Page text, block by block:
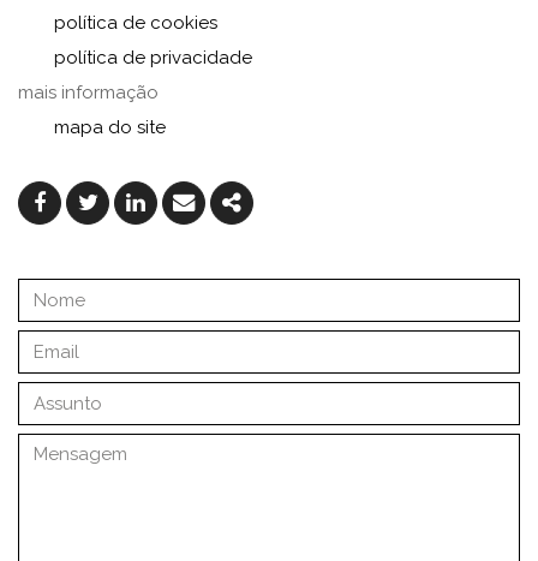
política de cookies
política de privacidade
mais informação
mapa do site
Facebook
TwitterLinkedinEmailShare